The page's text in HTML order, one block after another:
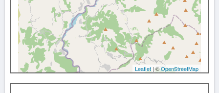
Leaflet | ©OpenStreetMap